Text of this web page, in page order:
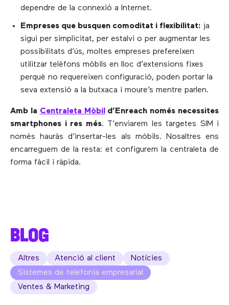
dependre de la connexió a Internet.
Empreses que busquen comoditat i flexibilitat: ja
sigui per simplicitat, per estalvi o per augmentar les
possibilitats d’ús, moltes empreses prefereixen
utilitzar telèfons mòbils en lloc d’extensions fixes
perquè no requereixen configuració, poden portar la
seva extensió a la butxaca i moure’s mentre parlen.
Amb la Centraleta Mòbil d’Enreach només necessites
smartphones i res més. T’enviarem les targetes SIM i
només hauràs d’insertar-les als mòbils. Nosaltres ens
encarreguem de la resta: et configurem la centraleta de
forma fàcil i ràpida.
BLOG
Altres Atenció al client
Notícies
Sistemes de telefonia empresarial
Ventes & Marketing